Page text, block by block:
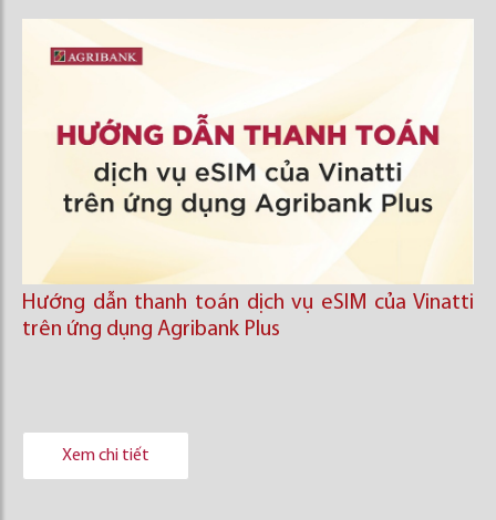
Hướng dẫn thanh toán dịch vụ eSIM của Vinatti
trên ứng dụng Agribank Plus
Xem chi tiết